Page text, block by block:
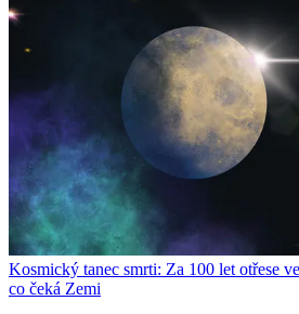
Kosmický tanec smrti: Za 100 let otřese
co čeká Zemi